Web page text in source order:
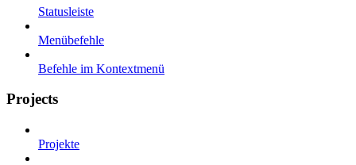
Statusleiste
Menübefehle
Befehle im Kontextmenü
Projects
Projekte